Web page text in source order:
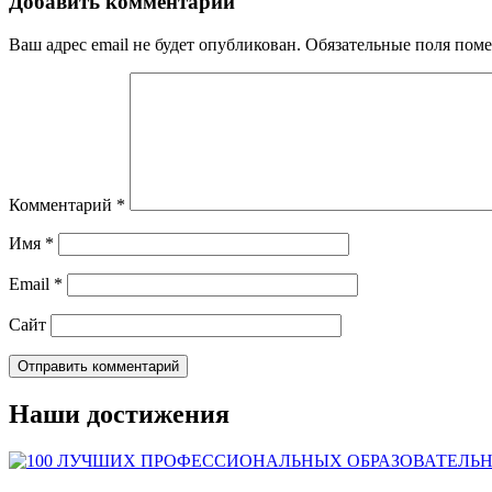
Ваш адрес email не будет опубликован. Обязательные поля
Комментарий *
Имя *
Email *
Сайт
Наши достижения